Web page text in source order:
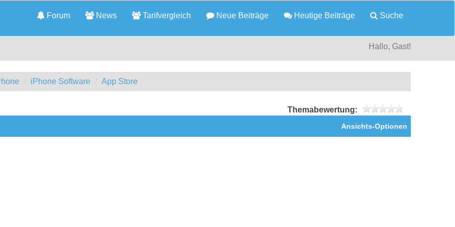
Forum News Tarifvergleich Neue Beiträge Heutige Beiträge Suche
Hallo, Gast!
iPhone Software App Store
Themabewertung:
Ansichts-Optionen